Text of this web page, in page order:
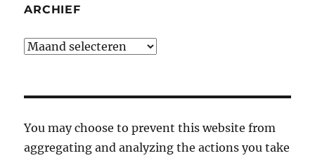
ARCHIEF
Archief
You may choose to prevent this website from
aggregating and analyzing the actions you take